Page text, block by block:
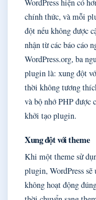
WordPress hiện có
chính thức, và mỗi
đột nếu không được
nhận từ các báo cáo
WordPress.org, ba
plugin là: xung đột
thời không tương
và bộ nhớ PHP được
khởi tạo plugin.
Xung đột với theme
Khi một theme sử
plugin, WordPress
không hoạt động